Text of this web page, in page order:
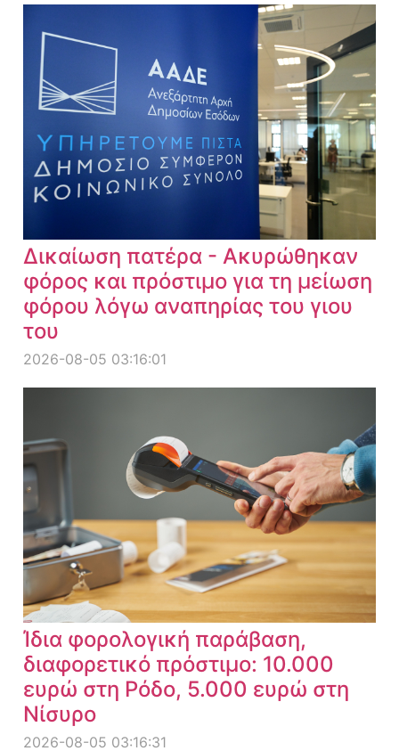
Δικαίωση πατέρα - Ακυρώθηκαν
φόρος και πρόστιμο για τη μείωση
φόρου λόγω αναπηρίας του γιου
του
2026-08-05 03:16:01
Ίδια φορολογική παράβαση,
διαφορετικό πρόστιμο: 10.000
ευρώ στη Ρόδο, 5.000 ευρώ στη
Νίσυρο
2026-08-05 03:16:31